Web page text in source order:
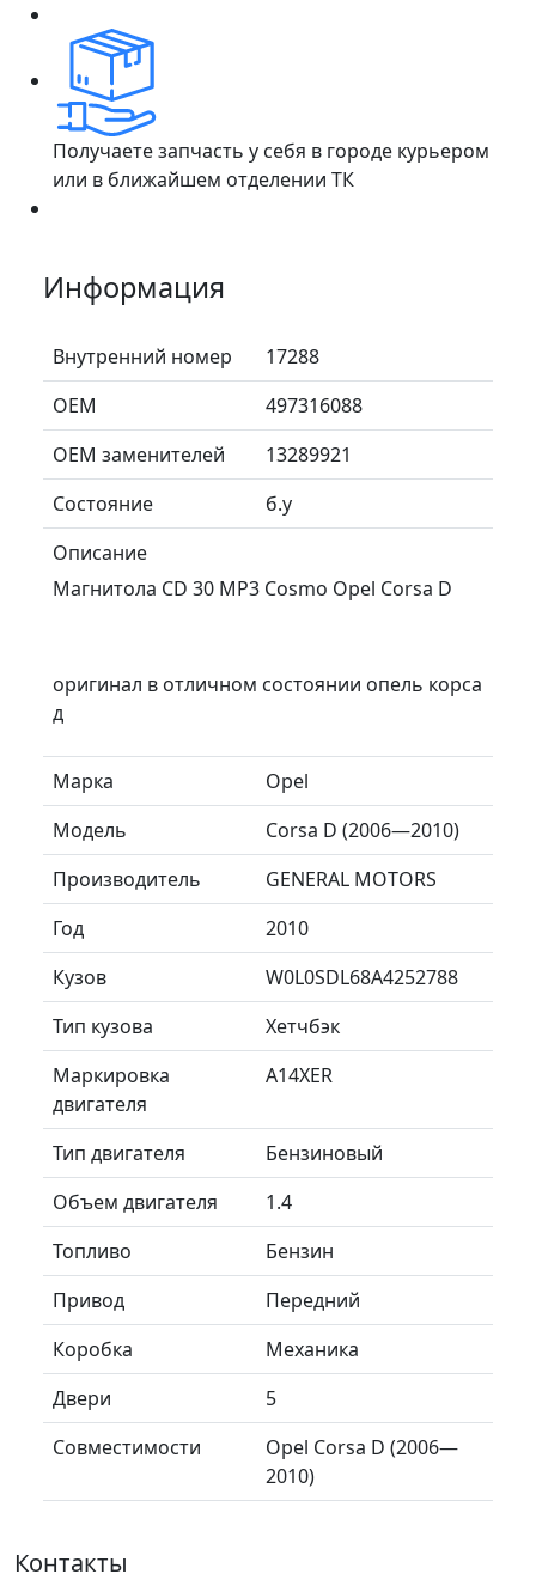
Получаете запчасть у себя в городе курьером
или в ближайшем отделении ТК
Информация
Внутренний номер
17288
ОЕМ
497316088
ОЕМ заменителей
13289921
Состояние
б.у
Описание
Магнитола CD 30 MP3 Cosmo Opel Corsa D
оригинал в отличном состоянии опель корса
д
Марка
Opel
Модель
Corsa D (2006—2010)
Производитель
GENERAL MOTORS
Год
2010
Кузов
W0L0SDL68A4252788
Тип кузова
Хетчбэк
Маркировка
двигателя
A14XER
Тип двигателя
Бензиновый
Объем двигателя
1.4
Топливо
Бензин
Привод
Передний
Коробка
Механика
Двери
5
Совместимости
Opel Corsa D (2006—
2010)
Контакты